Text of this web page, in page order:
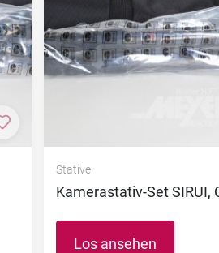
Zur Merkliste hinzufügen
Stative
Kamerastativ-Set SIRUI,
Los ansehen